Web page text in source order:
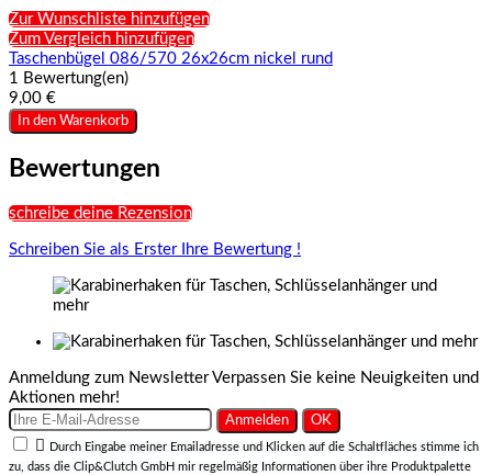
Zur Wunschliste hinzufügen
Zum Vergleich hinzufügen
Taschenbügel 086/570 26x26cm nickel rund
1 Bewertung(en)
9,00 €
In den Warenkorb
Bewertungen
schreibe deine Rezension
Schreiben Sie als Erster Ihre Bewertung !
Anmeldung zum Newsletter Verpassen Sie keine Neuigkeiten und
Aktionen mehr!

Durch Eingabe meiner Emailadresse und Klicken auf die Schaltfläches stimme ich
zu, dass die Clip&Clutch GmbH mir regelmäßig Informationen über ihre Produktpalette